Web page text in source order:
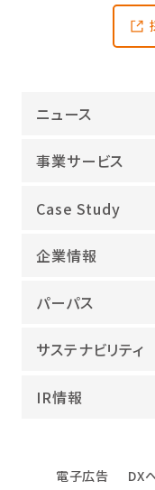
ニュース
事業サービス
オープンアップ
ITインフラ
IT開発
海外領域
教育・人材紹介
Case Study
企業情報
ごあいさつ
沿革
役員紹介
パーパス
当社グループの
幸せな仕事総合
エンジニアイン
サステナビリティ
IR情報
電子広告 DX